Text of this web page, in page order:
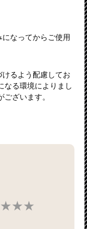
なってからご使用
るよう配慮してお
なる環境によりまし
ざいます。